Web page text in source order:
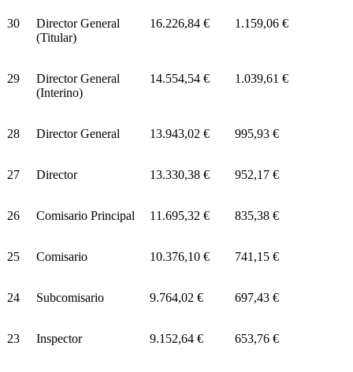
30
Director General
(Titular)
16.226,84 € 1.159,06 €
29
Director General
(Interino)
14.554,54 € 1.039,61 €
28 Director General 13.943,02 € 995,93 €
27 Director 13.330,38 € 952,17 €
26 Comisario Principal 11.695,32 € 835,38 €
25 Comisario 10.376,10 € 741,15 €
24 Subcomisario 9.764,02 € 697,43 €
23 Inspector 9.152,64 € 653,76 €